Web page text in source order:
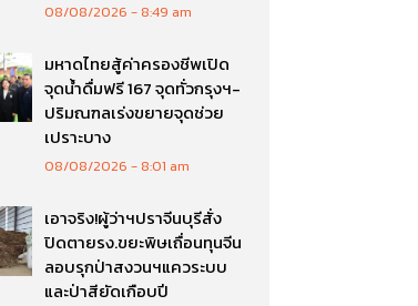
08/08/2026 8:49 am
มหาดไทยสู้ค่าครองชีพเปิด
จุดน้ำดื่มฟรี 167 จุดทั่วกรุงฯ-
ปริมณฑลเร่งขยายจุดช่วย
เปราะบาง
08/08/2026 8:01 am
เอาจริง!ผู้ว่าฯปราจีนบุรีสั่ง
ปิดตายรง.ขยะพิษเถื่อนทุนจีน
ลอบรุกป่าสงวนฯแควระบบ
และป่าสียัดเกือบปี